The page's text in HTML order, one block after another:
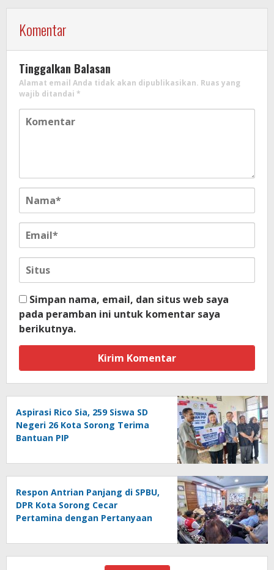
Komentar
Tinggalkan Balasan
Alamat email Anda tidak akan dipublikasikan. Ruas yang
wajib ditandai *
Simpan nama, email, dan situs web saya
pada peramban ini untuk komentar saya
berikutnya.
Aspirasi Rico Sia, 259 Siswa SD
Negeri 26 Kota Sorong Terima
Bantuan PIP
Respon Antrian Panjang di SPBU,
DPR Kota Sorong Cecar
Pertamina dengan Pertanyaan